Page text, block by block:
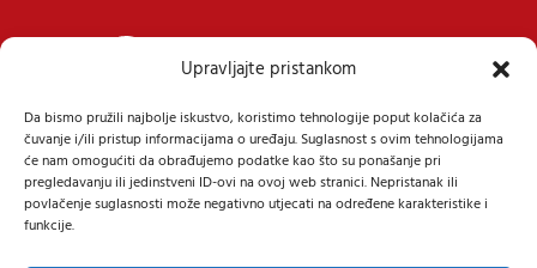
Upravljajte pristankom
Da bismo pružili najbolje iskustvo, koristimo tehnologije poput kolačića za
čuvanje i/ili pristup informacijama o uređaju. Suglasnost s ovim tehnologijama
će nam omogućiti da obrađujemo podatke kao što su ponašanje pri
pregledavanju ili jedinstveni ID-ovi na ovoj web stranici. Nepristanak ili
povlačenje suglasnosti može negativno utjecati na određene karakteristike i
funkcije.
POVRAT ROBE
u roku 14 dana